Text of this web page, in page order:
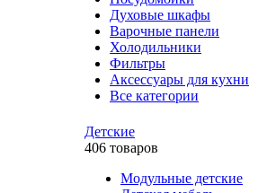
Духовые шкафы
Варочные панели
Холодильники
Фильтры
Аксессуары для кухни
Все категории
Детские
406 товаров
Модульные детские